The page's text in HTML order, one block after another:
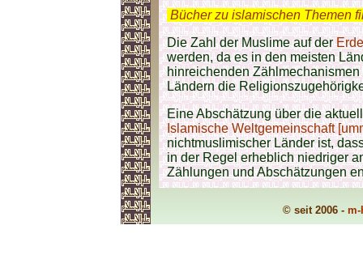
Bücher zu islamischen Themen
Die Zahl der Muslime auf der
werden, da es in den meisten
hinreichenden
Ländern die
Eine Abschätzung über die
Islamische Weltgemeinschaft
nichtmuslimischer Länder ist,
in der Regel erheblich niedriger
Zählungen und Abschätzungen
© seit 2006 - m-